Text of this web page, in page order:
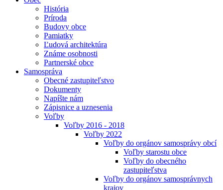
História
Príroda
Budovy obce
Pamiatky
Ľudová architektúra
Známe osobnosti
Partnerské obce
Samospráva
Obecné zastupiteľstvo
Dokumenty
Napíšte nám
Zápisnice a uznesenia
Voľby
Voľby 2016 - 2018
Voľby 2022
Voľby do orgánov samosprávy obcí
Voľby starostu obce
Voľby do obecného
zastupiteľstva
Voľby do orgánov samosprávnych
krajov